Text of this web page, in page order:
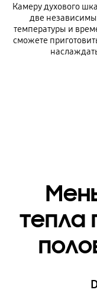
Камеру духового
две
температуры и
сможете
тепла